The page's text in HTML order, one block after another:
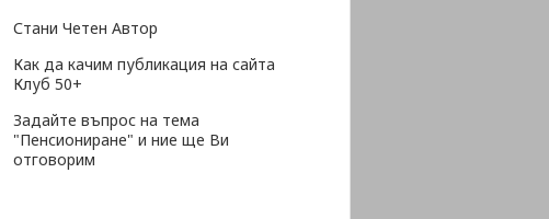
Стани Четен Автор
Как да качим публикация на сайта
Клуб 50+
Задайте въпрос на тема
"Пенсиониране" и ние ще Ви
отговорим